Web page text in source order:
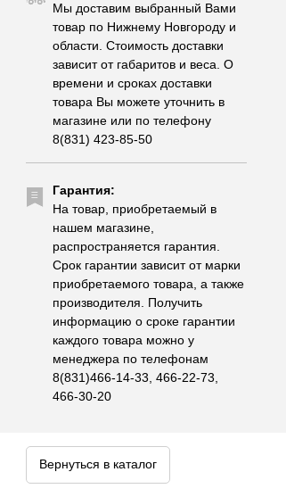
Мы доставим выбранный Вами
товар по Нижнему Новгороду и
области. Стоимость доставки
зависит от габаритов и веса. О
времени и сроках доставки
товара Вы можете уточнить в
магазине или по телефону
8(831) 423-85-50
Гарантия:
На товар, приобретаемый в
нашем магазине,
распространяется гарантия.
Срок гарантии зависит от марки
приобретаемого товара, а также
производителя. Получить
информацию о сроке гарантии
каждого товара можно у
менеджера по телефонам
8(831)466-14-33, 466-22-73,
466-30-20
Вернуться в каталог